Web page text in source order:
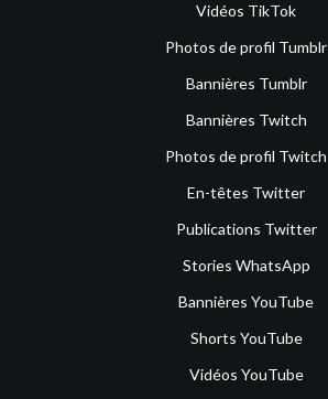
Vidéos TikTok
Photos de profil Tumblr
Bannières Tumblr
Bannières Twitch
Photos de profil Twitch
En-têtes Twitter
Publications Twitter
Stories WhatsApp
Bannières YouTube
Shorts YouTube
Vidéos YouTube